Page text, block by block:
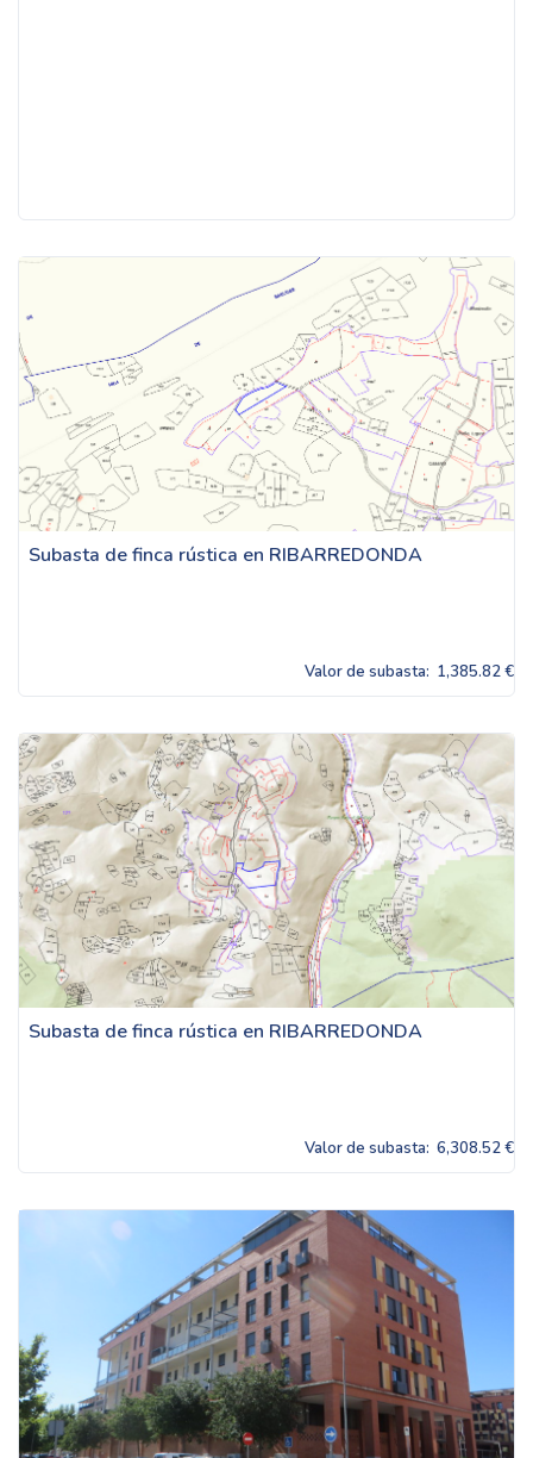
Subasta de finca rústica en RIBARREDONDA
Valor de subasta: 1,385.82 €
Subasta de finca rústica en RIBARREDONDA
Valor de subasta: 6,308.52 €